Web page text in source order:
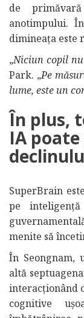
de
anotimpului.
dimineața este
„Niciun copil
Park. „Pe
lume, este un
În plus,
IA
SuperBrain
pe
menite să
În Seongnam,
altă
interacționând
cognitive